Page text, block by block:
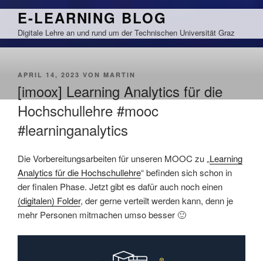
Zum
springen
E-LEARNING BLOG
Digitale Lehre an und rund um der Technischen Universität Graz
VERÖFFENTLICHT
APRIL 14, 2023 VON MARTIN
[imoox] Learning Analytics für die
Hochschullehre #mooc
#learninganalytics
Die Vorbereitungsarbeiten für unseren MOOC zu „Learning
Analytics für die Hochschullehre“ befinden sich schon in
der finalen Phase. Jetzt gibt es dafür auch noch einen
(digitalen) Folder, der gerne verteilt werden kann, denn je
mehr Personen mitmachen umso besser 🙂